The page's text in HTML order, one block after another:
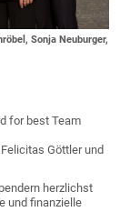
Sonja Neuburger,
for best Team
Göttler und
herzlichst
und finanzielle